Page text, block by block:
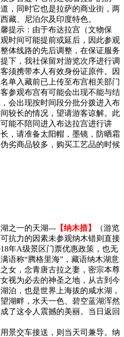
，同时它也是拉萨的商业街，两
藏、尼泊尔及印度特色。
提示：由于布达拉宫（文物保
时间可能提前或延后，因此参观
体线路的先后调整，在保证服务
下，我社保留对游览次序进行调
须携带本人有效身份证原件。因
单入藏前已上传至布宫相关部门
参观布宫有可能会出现不能与结
会出现按时间段分批分拨进入布
较长的情况，望请游客谅解。此
能不陪同进入布达拉宫进行讲
，请准备太阳帽，墨镜，防晒霜
劣商品较多，购买工艺品的时候
之一的天湖--- 【纳木措】
（游览
抗力的因素未参观纳木错则直接
年A级景区门票优惠政策，也无
语称“腾格里海”，藏语纳木湖意
女，念青唐古拉之妻，密宗本尊
视为必去的神圣之地，从古到今
泊，也是世界上海拔的咸水湖，
湖畔，水天一色、碧空蓝湖浑然
了这令人震撼的美丽。当日返回
景交车接送，则当天司兼导。纳